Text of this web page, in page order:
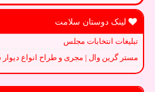
لینک دوستان سلامت
تبلیغات انتخابات مجلس
مستر گرین وال | مجری و طراح انواع دیوار